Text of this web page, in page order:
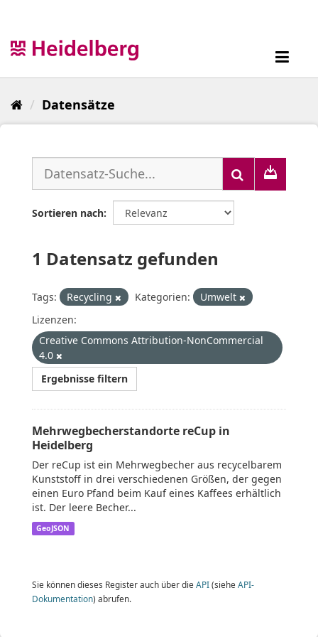
Datensätze
Sortieren nach
1 Datensatz gefunden
Tags: Recycling Kategorien:
Umwelt
Lizenzen:
Creative Commons Attribution-NonCommercial
4.0
Ergebnisse filtern
Mehrwegbecherstandorte reCup in
Heidelberg
Der reCup ist ein Mehrwegbecher aus recycelbarem
Kunststoff in drei verschiedenen Größen, der gegen
einen Euro Pfand beim Kauf eines Kaffees erhältlich
ist. Der leere Becher...
GeoJSON
Sie können dieses Register auch über die API(siehe API-
Dokumentation) abrufen.